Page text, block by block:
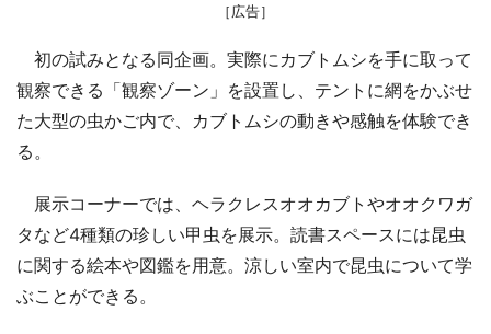
［広告］
初の試みとなる同企画。実際にカブトムシを手に取って
観察できる「観察ゾーン」を設置し、テントに網をかぶせ
た大型の虫かご内で、カブトムシの動きや感触を体験でき
る。
展示コーナーでは、ヘラクレスオオカブトやオオクワガ
タなど4種類の珍しい甲虫を展示。読書スペースには昆虫
に関する絵本や図鑑を用意。涼しい室内で昆虫について学
ぶことができる。